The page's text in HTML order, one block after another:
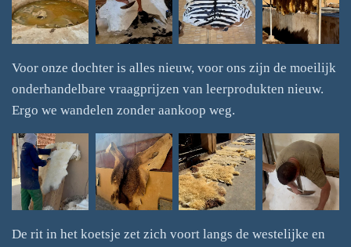
Voor onze dochter is alles nieuw, voor ons zijn de moeilijk
onderhandelbare vraagprijzen van leerprodukten nieuw.
Ergo we wandelen zonder aankoop weg.
De rit in het koetsje zet zich voort langs de westelijke en